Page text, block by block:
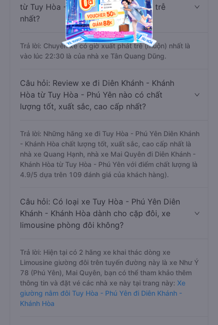
từ Tuy Hòa - Phú Yên nào khởi hành trễ
nhất?
Trả lời: Chuyến xe có giờ xuất phát trễ (muộn) nhất là
vào lúc 22:30 là của nhà xe Tân Quang Dũng.
Câu hỏi: Review xe đi Diên Khánh - Khánh
Hòa từ Tuy Hòa - Phú Yên nào có chất
lượng tốt, xuất sắc, cao cấp nhất?
Trả lời: Những hãng xe đi Tuy Hòa - Phú Yên Diên Khánh
- Khánh Hòa chất lượng tốt, xuất sắc, cao cấp nhất là
nhà xe Quang Hạnh, nhà xe Mai Quyên đi Diên Khánh -
Khánh Hòa từ Tuy Hòa - Phú Yên với điểm chất lượng là
4.9/5 dựa trên 109 đánh giá của khách hàng).
Câu hỏi: Có loại xe Tuy Hòa - Phú Yên Diên
Khánh - Khánh Hòa dành cho cặp đôi, xe
limousine phòng đôi không?
Trả lời: Hiện tại có 2 hãng xe khai thác dòng xe
Limousine giường đôi trên tuyến đường này là xe Như Ý
78 (Phú Yên), Mai Quyên, bạn có thể tham khảo thêm
thông tin và đặt vé các nhà xe này tại trang này: Xe
giường nằm đôi Tuy Hòa - Phú Yên đi Diên Khánh -
Khánh Hòa